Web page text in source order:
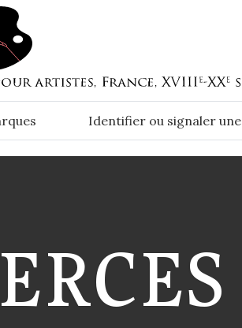
Identifier ou signaler